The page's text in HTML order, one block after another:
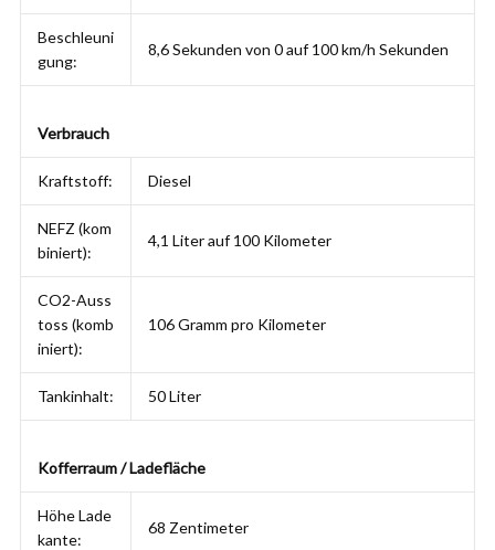
Beschleuni
gung:
8,6 Sekunden von 0 auf 100 km/h Sekunden
Verbrauch
Kraftstoff: Diesel
NEFZ (kom
biniert):
4,1 Liter auf 100 Kilometer
CO2-Auss
toss (komb
iniert):
106 Gramm pro Kilometer
Tankinhalt: 50 Liter
Kofferraum / Ladefläche
Höhe Lade
kante:
68 Zentimeter